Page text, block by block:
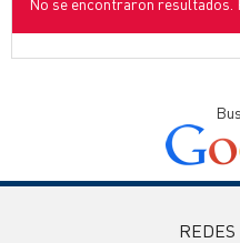
REDES